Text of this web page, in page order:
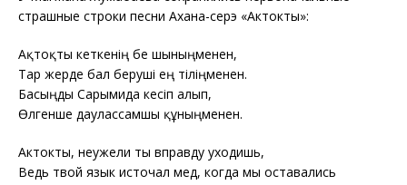
страшные строки песни Ахана-серэ «Актокты»:
Ақтоқты кеткенің бе шыныңменен,
Тар жерде бал беруші ең тіліңменен.
Басыңды Сарымида кесіп алып,
Өлгенше даулассамшы құныңменен.
Актокты, неужели ты вправду уходишь,
Ведь твой язык источал мед, когда мы оставались